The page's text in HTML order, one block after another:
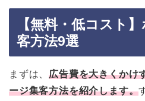
【無料・低コスト
客方法9選
まずは、広告費を大きくかけ
ージ集客方法を紹介します。